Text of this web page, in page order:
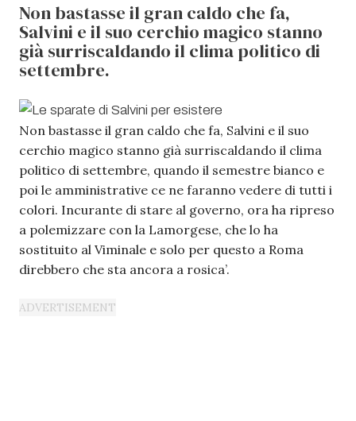
Non bastasse il gran caldo che fa,
Salvini e il suo cerchio magico stanno
già surriscaldando il clima politico di
settembre.
Non bastasse il gran caldo che fa, Salvini e il suo
cerchio magico stanno già surriscaldando il clima
politico di settembre, quando il semestre bianco e
poi le amministrative ce ne faranno vedere di tutti i
colori. Incurante di stare al governo, ora ha ripreso
a polemizzare con la Lamorgese, che lo ha
sostituito al Viminale e solo per questo a Roma
direbbero che sta ancora a rosica’.